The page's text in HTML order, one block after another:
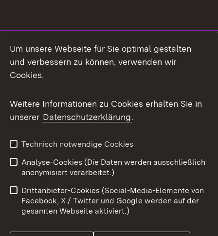
Facebook
X / Twitter
Youtube
Impressum
Kontakt
Barrierefreiheit
Datenschutz
Cookies
Um unsere Webseite für Sie optimal gestalten
und verbessern zu können, verwenden wir
Cookies.
Weitere Informationen zu Cookies erhalten Sie in
unserer Datenschutzerklärung.
Technisch notwendige Cookies
Analyse-Cookies (Die Daten werden ausschließlich
anonymisiert verarbeitet.)
Drittanbieter-Cookies (Social-Media-Elemente von
Facebook, X / Twitter und Google werden auf der
gesamten Webseite aktiviert.)